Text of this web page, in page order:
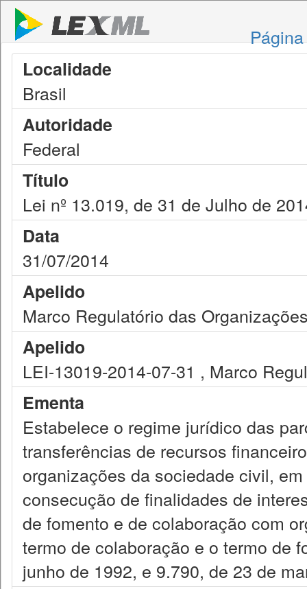
Localidade
Brasil
Autoridade
Federal
Título
Lei nº 13.019, de 31 de Julho de
Data
31/07/2014
Apelido
Marco Regulatório das
Apelido
LEI-13019-2014-07-31 , Marco
Ementa
Estabelece o regime jurídico das
transferências de recursos
organizações da sociedade civil,
consecução de finalidades de
de fomento e de colaboração com
termo de colaboração e o termo de
junho de 1992, e 9.790, de 23 de